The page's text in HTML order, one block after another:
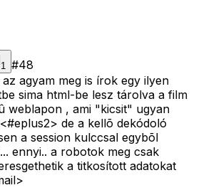
1 #48
agyam meg is írok egy ilyen
sima html-be lesz tárolva a film
weblapon , ami "kicsit" ugyan
de a kellõ dekódoló
a session kulccsal egybõl
ennyi.. a robotok meg csak
a titkosított adatokat